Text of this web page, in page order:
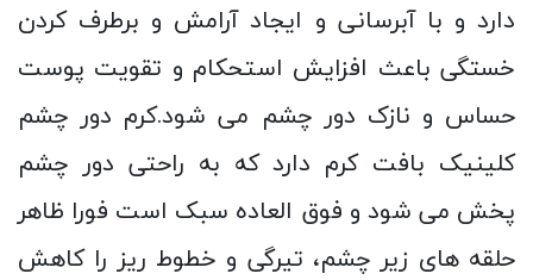
دارد و با آبرسانی و ایجاد آرامش و برطرف کردن
خستگی باعث افزایش استحکام و تقویت پوست
حساس و نازک دور چشم می شود.کرم دور چشم
کلینیک بافت کرم دارد که به راحتی دور چشم
پخش می شود و فوق العاده سبک است فورا ظاهر
حلقه های زیر چشم، تیرگی و خطوط ریز را کاهش